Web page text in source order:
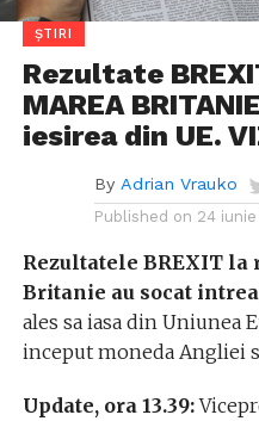
ȘTIRI
Rezultate
MAREA
iesirea din UE.
By Adrian Vrauko
Published on 24 iunie
Rezultatele BREXIT
Britanie au socat
ales sa iasa din Uniunea
inceput moneda Angliei
Update, ora 13.39: